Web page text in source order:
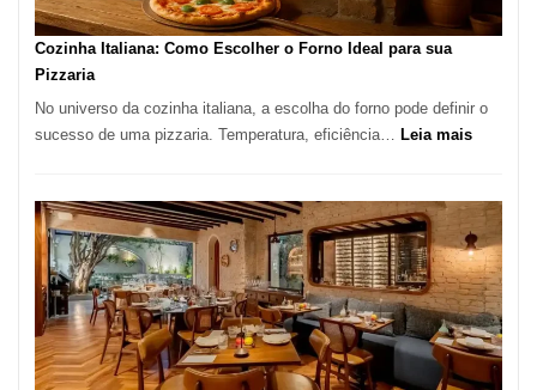
Este
Portal
Isso
Cozinha Italiana: Como Escolher o Forno Ideal para sua
Pizzaria
No universo da cozinha italiana, a escolha do forno pode definir o
sucesso de uma pizzaria. Temperatura, eficiência… Leia mais:
Como
Escolher
o
Forno
Ideal
para
sua